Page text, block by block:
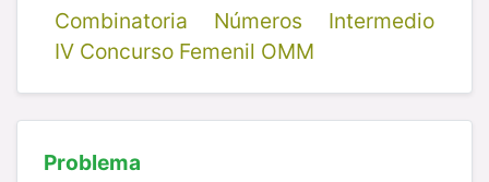
Combinatoria
Números
Intermedio
IV Concurso Femenil OMM
Problema